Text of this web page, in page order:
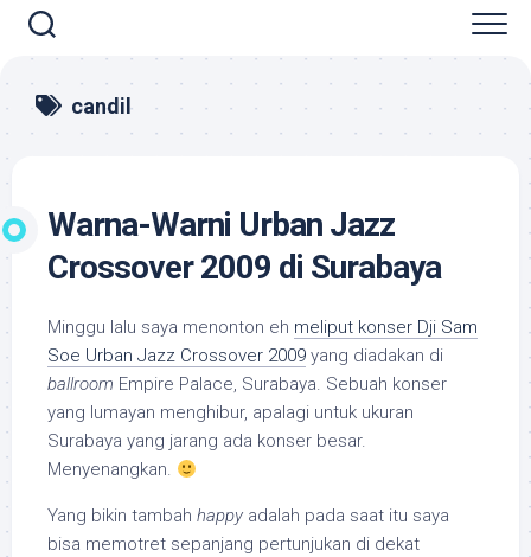
candil
Warna-Warni Urban Jazz
Crossover 2009 di Surabaya
Minggu lalu saya menonton eh meliput konser Dji Sam
Soe Urban Jazz Crossover 2009 yang diadakan di
ballroom Empire Palace, Surabaya. Sebuah konser
yang lumayan menghibur, apalagi untuk ukuran
Surabaya yang jarang ada konser besar.
Menyenangkan.
Yang bikin tambah happy adalah pada saat itu saya
bisa memotret sepanjang pertunjukan di dekat